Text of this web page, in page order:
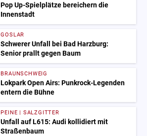
Pop Up-Spielplätze bereichern die
Innenstadt
GOSLAR
Schwerer Unfall bei Bad Harzburg:
Senior prallt gegen Baum
BRAUNSCHWEIG
Lokpark Open Airs: Punkrock-Legenden
entern die Bühne
PEINE | SALZGITTER
Unfall auf L615: Audi kollidiert mit
Straßenbaum